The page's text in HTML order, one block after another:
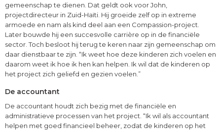
gemeenschap te dienen. Dat geldt ook voor John,
projectdirecteur in Zuid-Haïti. Hij groeide zelf op in extreme
armoede en nam als kind deel aan een Compassion-project.
Later bouwde hij een succesvolle carrière op in de financiële
sector. Toch besloot hij terug te keren naar zijn gemeenschap om
daar dienstbaar te zijn. “Ik weet hoe deze kinderen zich voelen en
daarom weet ik hoe ik hen kan helpen. Ik wil dat de kinderen op
het project zich geliefd en gezien voelen.”
De accountant
De accountant houdt zich bezig met de financiële en
administratieve processen van het project. “Ik wil als accountant
helpen met goed financieel beheer, zodat de kinderen op het